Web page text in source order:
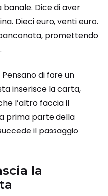
banale. Dice di aver
Dieci euro, venti euro.
promettendo
di fare un
inserisce la carta,
l’altro faccia il
prima parte della
il passaggio
la